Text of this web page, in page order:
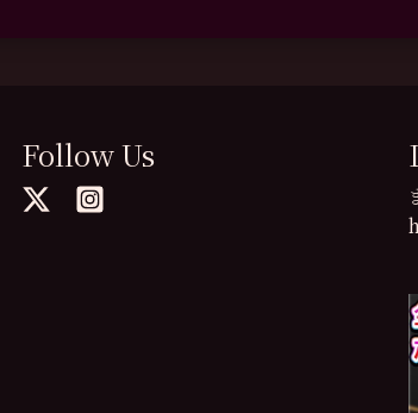
Follow Us